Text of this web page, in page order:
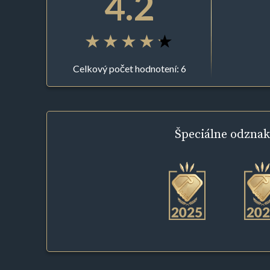
Celkový počet hodnotení: 6
Špeciálne